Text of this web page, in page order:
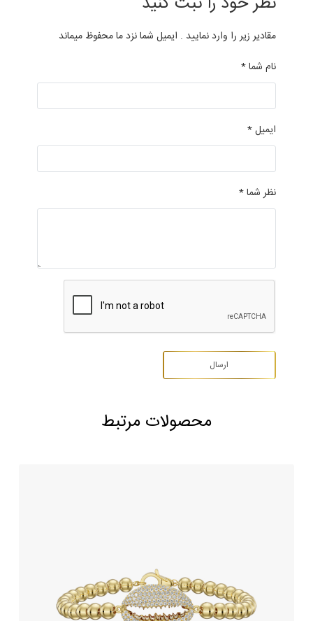
مقادیر زیر را وارد نمایید . ایمیل شما نزد ما محفوظ میماند
نام شما *
ایمیل *
نظر شما *
محصولات مرتبط
611,250,000 تومان